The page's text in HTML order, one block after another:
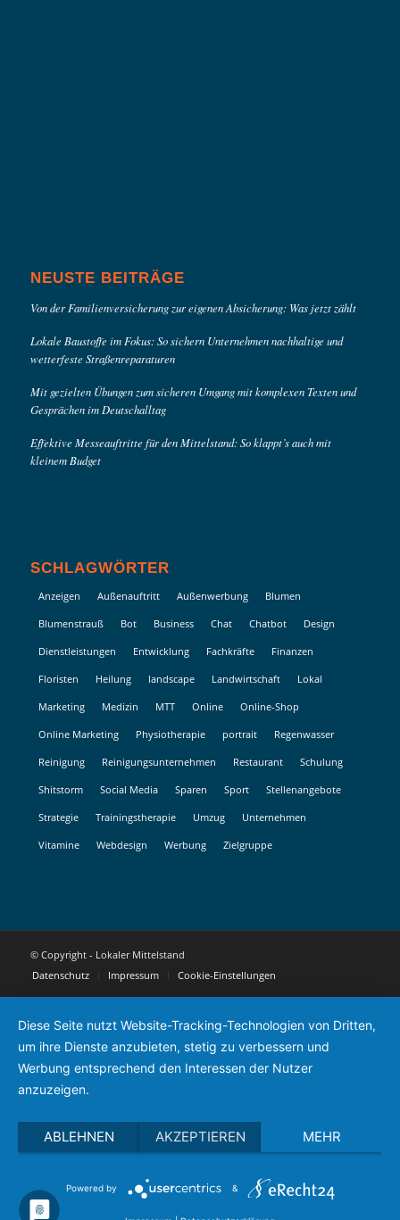
NEUSTE BEITRÄGE
Von der Familienversicherung zur eigenen Absicherung: Was jetzt zählt
Lokale Baustoffe im Fokus: So sichern Unternehmen nachhaltige und
wetterfeste Straßenreparaturen
Mit gezielten Übungen zum sicheren Umgang mit komplexen Texten und
Gesprächen im Deutschalltag
Effektive Messeauftritte für den Mittelstand: So klappt’s auch mit
kleinem Budget
SCHLAGWÖRTER
Anzeigen Außenauftritt Außenwerbung Blumen
Blumenstrauß Bot Business Chat Chatbot Design
Dienstleistungen Entwicklung Fachkräfte Finanzen
Floristen Heilung landscape Landwirtschaft Lokal
Marketing Medizin MTT Online Online-Shop
Online Marketing Physiotherapie portrait Regenwasser
Reinigung Reinigungsunternehmen Restaurant Schulung
Shitstorm Social Media Sparen Sport Stellenangebote
Strategie Trainingstherapie Umzug Unternehmen
Vitamine Webdesign Werbung Zielgruppe
© Copyright - Lokaler Mittelstand
Datenschutz
Impressum Cookie-Einstellungen
Diese Seite nutzt Website-Tracking-Technologien von Dritten,
um ihre Dienste anzubieten, stetig zu verbessern und
Werbung entsprechend den Interessen der Nutzer
anzuzeigen.
ABLEHNEN AKZEPTIEREN MEHR
Powered by &